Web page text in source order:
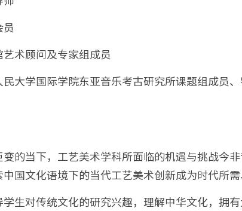
术顾问及专家组成员
大学国际学院东亚音乐考古研究所课题组成员
的当下，工艺美术学科所面临的机遇与挑战今
国文化语境下的当代工艺美术创新成为时代所
生对传统文化的研究兴趣，理解中华文化，拥